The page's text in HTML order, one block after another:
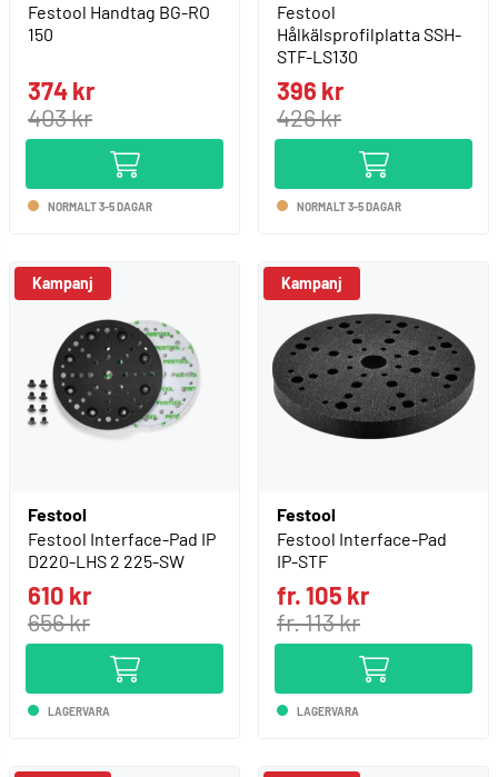
Festool Handtag BG-RO
150
374 kr
403 kr
NORMALT 3-5 DAGAR
Festool
Hålkälsprofilplatta SSH-
STF-LS130
396 kr
426 kr
NORMALT 3-5 DAGAR
Kampanj
Festool
Festool Interface-Pad IP
D220-LHS 2 225-SW
610 kr
656 kr
LAGERVARA
Kampanj
Festool
Festool Interface-Pad
IP-STF
fr. 105 kr
fr. 113 kr
LAGERVARA